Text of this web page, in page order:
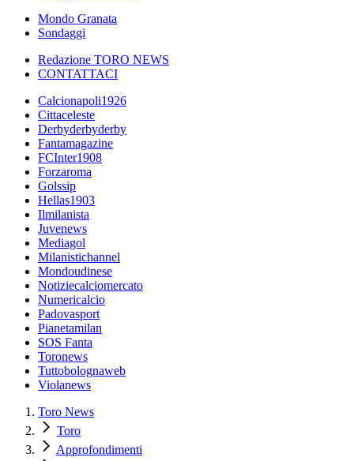
Mondo Granata
Sondaggi
Redazione TORO NEWS
CONTATTACI
Calcionapoli1926
Cittaceleste
Derbyderbyderby
Fantamagazine
FCInter1908
Forzaroma
Golssip
Hellas1903
Ilmilanista
Juvenews
Mediagol
Milanistichannel
Mondoudinese
Notiziecalciomercato
Numericalcio
Padovasport
Pianetamilan
SOS Fanta
Toronews
Tuttobolognaweb
Violanews
Toro News
Toro
Approfondimenti